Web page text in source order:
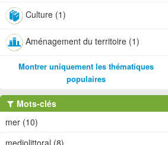
Culture (1)
Aménagement du territoire (1)
Montrer uniquement les thématiques
populaires
Mots-clés
mer (10)
mediolittoral (8)